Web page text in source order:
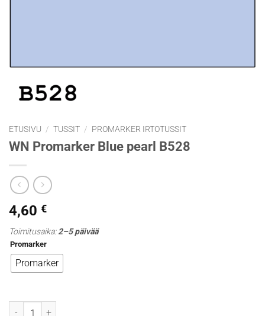
ETUSIVU / TUSSIT / PROMARKER IRTOTUSSIT
WN Promarker Blue pearl B528
4,60 €
Toimitusaika:2–5 päivää
Promarker
Promarker
WN Promarker Blue pearl B528 määrä